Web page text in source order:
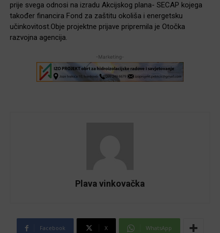
prije svega odnosi na izradu Akcijskog plana- SECAP kojega
također financira Fond za zaštitu okoliša i energetsku
učinkovitost.Obje projektne prijave pripremila je Otočka
razvojna agencija.
-Marketing-
Plava vinkovačka
Facebook X WhatsApp